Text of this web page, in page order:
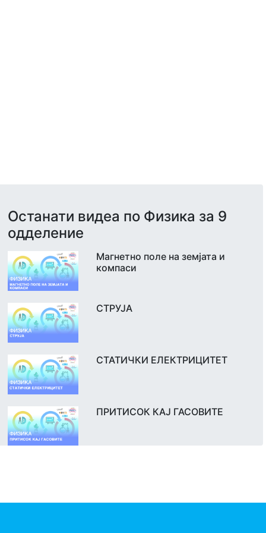
Останати видеа по Физика за 9
одделение
Магнетно поле на земјата и
компаси
СТРУЈА
СТАТИЧКИ ЕЛЕКТРИЦИТЕТ
ПРИТИСОК КАЈ ГАСОВИТЕ